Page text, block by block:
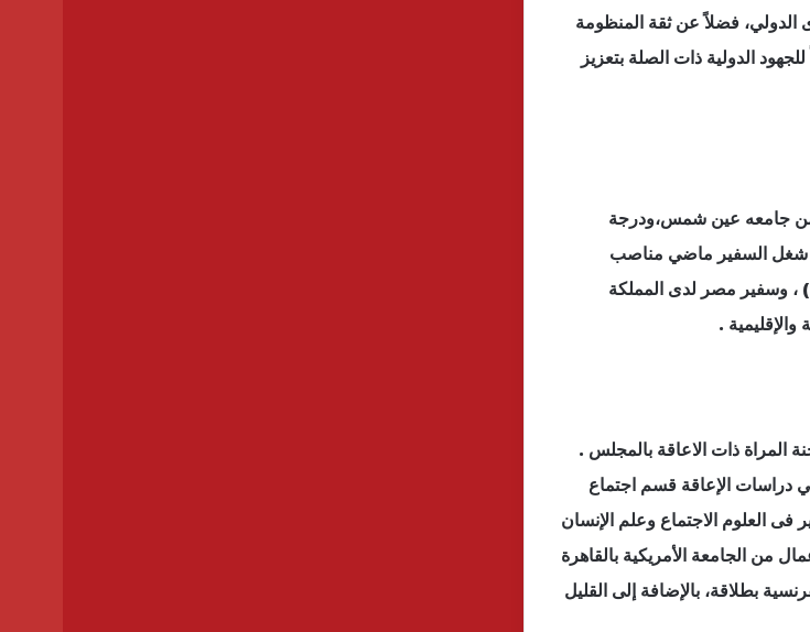
فضلاً عن ثقة المنظومة
الدولية ذات الصلة بتعزيز
من جامعه عين شمس،ودرجة
شغل السفير ماضي مناصب
مختلفة فى الخارج منها منصب سفير مصر لدى جمهورية الهند (2002 – 1998) ، وسفير مصر لدى المملكة
المراة ذات الاعاقة بالمجلس .
دراسات الإعاقة قسم اجتماع
2010، وأيضًا درجة الماجستير فى العلوم الاجتماع وعلم الإنسان
فى إدارة الأعمال من الجامعة الأمريكية بالقاهرة
الفرنسية بطلاقة، بالإضافة إلى القليل